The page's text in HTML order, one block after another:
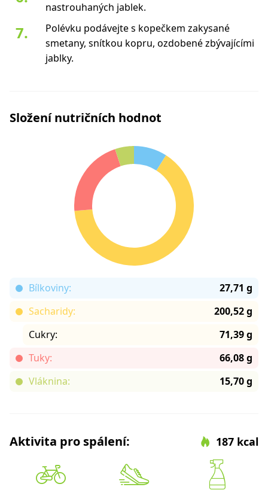
nastrouhaných jablek.
Polévku podávejte s kopečkem zakysané
smetany, snítkou kopru, ozdobené zbývajícími
jablky.
Složení nutričních hodnot
Bílkoviny:
27,71 g
Sacharidy:
200,52 g
Cukry:
71,39 g
Tuky:
66,08 g
Vláknina:
15,70 g
Aktivita pro spálení: 187 kcal